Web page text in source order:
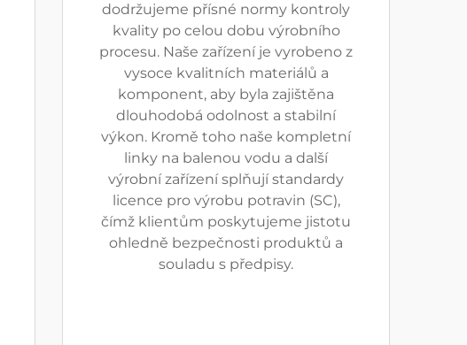
dodržujeme přísné normy kontroly
kvality po celou dobu výrobního
procesu. Naše zařízení je vyrobeno z
vysoce kvalitních materiálů a
komponent, aby byla zajištěna
dlouhodobá odolnost a stabilní
výkon. Kromě toho naše kompletní
linky na balenou vodu a další
výrobní zařízení splňují standardy
licence pro výrobu potravin (SC),
čímž klientům poskytujeme jistotu
ohledně bezpečnosti produktů a
souladu s předpisy.